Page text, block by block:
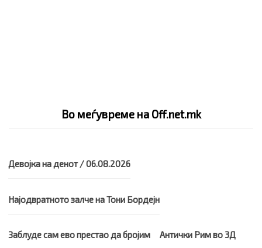
Во меѓувреме на Off.net.mk
Девојка на денот / 06.08.2026
Најодвратното залче на Тони Бордејн
Заблуде сам ево престао да бројим Антички Рим во 3Д